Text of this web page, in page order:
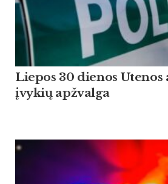
Liepos 30 dienos Utenos
įvykių apžvalga